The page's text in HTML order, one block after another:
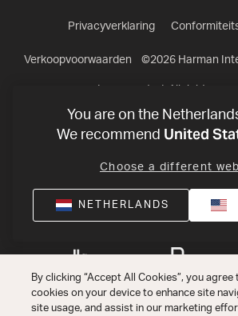
Privacyverklaring
Verkoopvoorwaarden ©2026Harman
You are on the
We recommend United
Choose a different
NETHERLANDS
By clicking “Accept All Cookies”, you
cookies on your device to enhance site
site usage, and assist in our marketing